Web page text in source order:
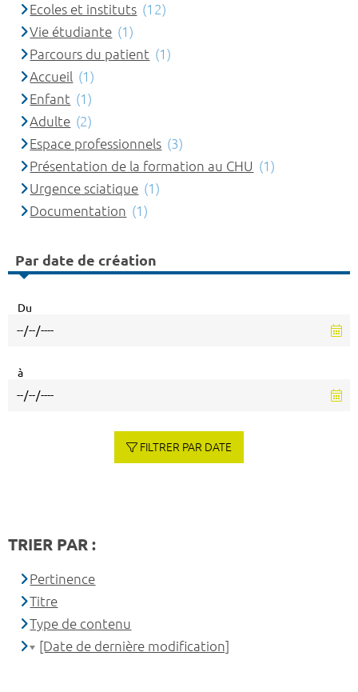
Ecoles et instituts (12)
Vie étudiante (1)
Parcours du patient (1)
Accueil (1)
Enfant (1)
Adulte (2)
Espace professionnels (3)
Présentation de la formation au CHU (1)
Urgence sciatique (1)
Documentation (1)
Par date de création
Du
à
FILTRER PAR DATE
TRIER PAR :
Pertinence
Titre
Type de contenu
[Date de dernière modification]